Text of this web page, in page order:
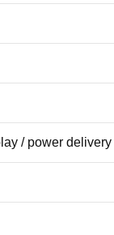
/ power delivery